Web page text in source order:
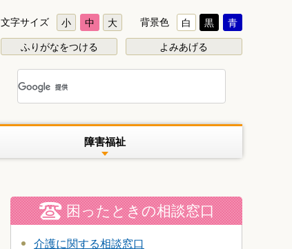
文字サイズ 小 中 大 背景色 白 黒 青
ふりがなをつける よみあげる
障害福祉
困ったときの相談窓口
介護に関する相談窓口